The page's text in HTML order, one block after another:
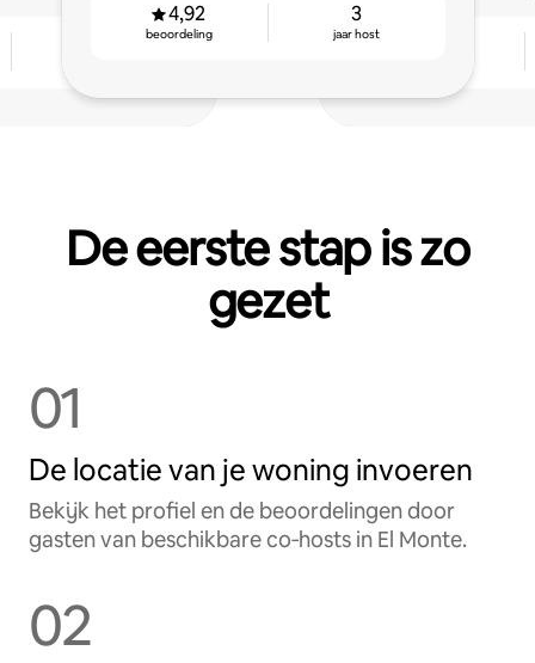
4,92
beoordeling
3
jaar host
De eerste stap is zo
gezet
01
De locatie van je woning invoeren
Bekijk het profiel en de beoordelingen door
gasten van beschikbare co‑hosts in El Monte.
02